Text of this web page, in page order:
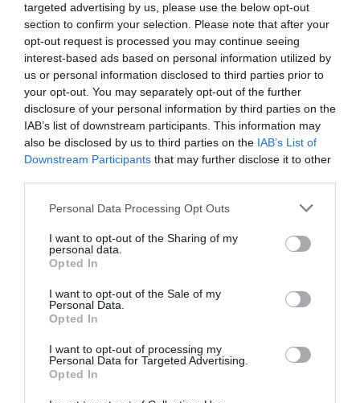
targeted advertising by us, please use the below opt-out
section to confirm your selection. Please note that after your
opt-out request is processed you may continue seeing
interest-based ads based on personal information utilized by
us or personal information disclosed to third parties prior to
your opt-out. You may separately opt-out of the further
disclosure of your personal information by third parties on the
IAB’s list of downstream participants. This information may
also be disclosed by us to third parties on the IAB’s List of
Downstream Participants that may further disclose it to other
Please note that this website/app uses one or more Google
not limited to your visit or usage behaviour. You may click to
grant or deny consent to Google and its third-party tags to
use your data for below specified purposes in below Google
consent section.
Personal Data Processing Opt Outs
I want to opt-out of the Sharing of my
personal data.
Opted In
I want to opt-out of the Sale of my
Personal Data.
Opted In
I want to opt-out of processing my
Personal Data for Targeted Advertising.
Opted In
kialakulhat a túl nagy kék fény expozíció
hatására, a glaukóma.
Van megoldás?
Az egyik lehetséges megoldás, ha csökkentjük
a képernyő előtt töltött időt, hogy minél
kevesebb kék fényhatásnak legyünk kitéve. Az
is jó megoldás, ha gyakran tartunk szünetet
munka közben és a szünet alatt tornáztatjuk a
szemünket.
A számítógépre, a tabletre, okostelefonra
használhatunk képernyőszűrőt, ami szintén
csökkenti a retinához eljutott kék fény
mennyiségét.
A kék fény szűrő szemüvegek is remek